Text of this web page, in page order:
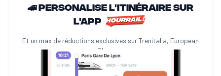
🚄 Personalise l'itinéraire sur
l'app
Et un max de réductions exclusives sur Trenitalia, European
Sleeper...